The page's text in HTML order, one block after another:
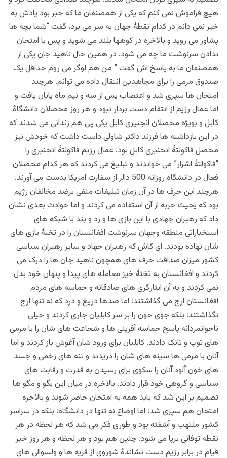
هیچ فراموش نمی کنم که یکی از همصنفان ما که خبر بود یادش به
خیر نمی دانم در کدام نقطۀ جهان به سر می برد، گفت “شما بچه ها
پشاور می روید و بالاخره در کوهها بلند می شوید و پس با امتحان
ندادن سرنوشت ما چه می شود. در همین حال ناهید جان یکی از
همصنفان ما به پاسخ اش گفت ” من هم لوگر می روم حداقل یک
صندوق مرمی را برای مجاهدین انتقال داده می توانم. هرچند
امتحان ها سپری شد و اعتصاب پس از سه و نیم ماه پایان یافت و
اما عمال رژیم از انتقام دست بردار نبود و هر روز محصلان دانشگاۀ
کابل و بویژه محصلان انجنیری کابل یکی پی هم زندانی می شدند که
در این بازداشته ها فرزند داکتر شاولی داست داشت که خودش نیز
محصل فاکولتۀ انجنیری کابل بود. عمال رژیم فاکولتۀ انجنیری را
“فاکولتۀ اشرار” می خواندند و تبلیغ می کردند که هر کدام محصلان
فعال در دانشگاه روزانه 500 دالر از سفارت امریکا بدست می آورند.
هرچند این حرف ها در آن زمان تبلیغات منفی برضد مخالفان رژیم
بود که یحیث حربه از آن استفاده می کردند و اما حوادث بعدی نشان
داد که رهبران جهادی با این بازی ها و زد و بند با شبکه های
استخباراتی منطقه وجهان سرنوشت افغانستان را در تختۀ بازی های
شان نهاده بودند. ای کاش که رهبران جهاد و سایر رهبران سیاسی
کشور میزان صداقت حرف های همچون ناهید جان ها را درک می
کردند و افغانستان به تختۀ خیز معامله های پیدا و پنهان خود بدل
نمی کردند و به آن ایثارگری های صادقانه و حماسه های مردم
افغانستان ارج می گذاشتند؛ اما صدها دریغ و درد که نه تنها ارج
نگذاشتند؛ بلکه جوی خون را بر سر کابلیان جاری کردند و خیلی
ناجوانمردانه پاسخ حماسه آفرینی ها و شجاعت های شان را با مرمی
های توپ و تانک دادند. کابلیان برای ورود شان آغوش باز کردند و اما
آنان با مرمی ها سینه های شان را دریدند و تنه های زخمی و جسد
های خون آلود آنان را سکوی برای رسیدن به قدرت و رقابت های
سیاسی و گروهی خود قرار دادند. بالاخره در میان این بگو و مگو ها
تصمیم بر این شد که باید همه به امتحان حاضر شوند و بالاخره
امتحان هم سپری شد؛ اما اوضاع نه تنها در دانشگاه؛ بلکه در سراسر
کشور ملتهب و آشفته بود و طوری فکر می شد که هر لحظه در هر
نقطه توفانی برپا می شود. چنین هم بود و هر لحظه و هر روز خبر
قیام در برابر رژیم دست نشاندۀ شوروی از قریه ها و ولسوالی های